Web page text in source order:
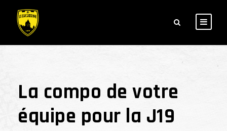
La compo de votre
équipe pour la J19